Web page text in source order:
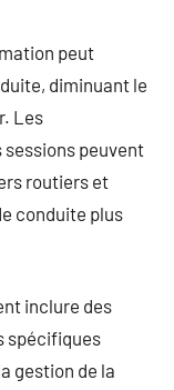
peut
diminuant le
Les
peuvent
routiers et
conduite plus
inclure des
spécifiques
gestion de la